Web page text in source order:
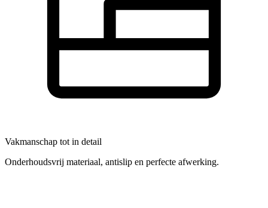
Vakmanschap tot in detail
Onderhoudsvrij materiaal, antislip en perfecte afwerking.